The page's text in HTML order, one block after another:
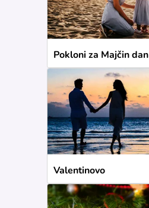
Pokloni za Majčin dan
Valentinovo